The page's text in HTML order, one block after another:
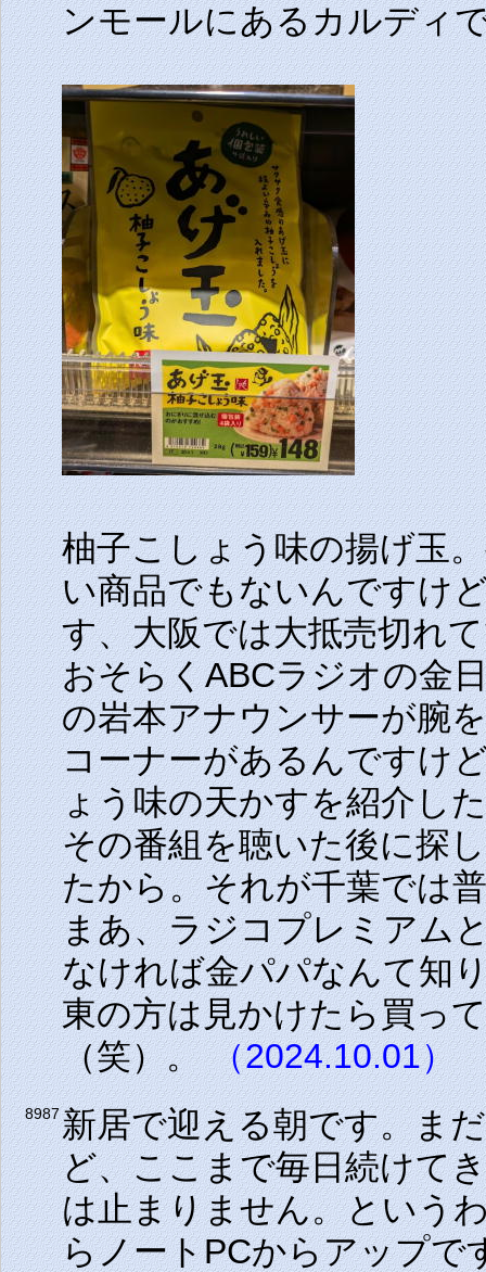
ンモールにあるカルディ
柚子こしょう味の揚げ玉
い商品でもないんですけ
す、大阪では大抵売切れ
おそらくABCラジオの金
の岩本アナウンサーが腕
コーナーがあるんですけ
ょう味の天かすを紹介し
その番組を聴いた後に探
たから。それが千葉では
まあ、ラジコプレミアム
なければ金パパなんて知
東の方は見かけたら買っ
（笑）。（2024.10.01）
8987新居で迎える朝です。ま
ど、ここまで毎日続けて
は止まりません。という
らノートPCからアップで